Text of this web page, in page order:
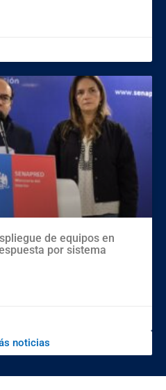
de equipos en
por sistema
noticias